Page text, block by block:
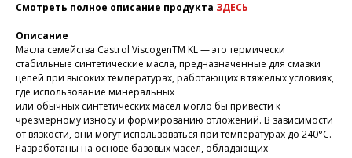
Смотреть полное описание продукта ЗДЕСЬ
Описание
Масла семейства Castrol ViscogenTM KL — это термически
стабильные синтетические масла, предназначенные для смазки
цепей при высоких температурах, работающих в тяжелых условиях,
где использование минеральных
или обычных синтетических масел могло бы привести к
чрезмерному износу и формированию отложений. В зависимости
от вязкости, они могут использоваться при температурах до 240°C.
Разработаны на основе базовых масел, обладающих